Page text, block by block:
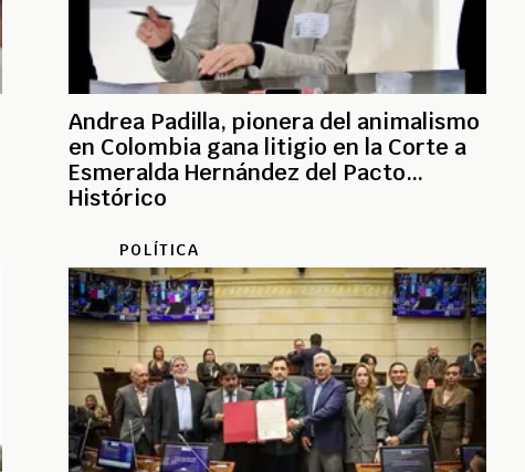
Andrea Padilla, pionera del animalismo
en Colombia gana litigio en la Corte a
Esmeralda Hernández del Pacto
Histórico
POLÍTICA